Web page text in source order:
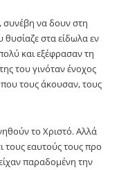
συνέβη να δουν στη
στα είδωλα εν
και εξέφρασαν τη
του γινόταν ένοχος
που τους άκουσαν, τους
το Χριστό. Αλλά
τους εαυτούς τους προ
παραδομένη την